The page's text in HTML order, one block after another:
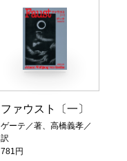
ファウスト〔一〕
ゲーテ／著、高橋義孝／
訳
781円